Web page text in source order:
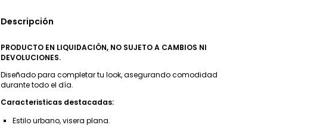
Descripción
PRODUCTO EN LIQUIDACIÓN, NO SUJETO A CAMBIOS NI
DEVOLUCIONES.
Diseñado para completar tu look, asegurando comodidad
durante todo el día.
Caracteristicas destacadas:
Estilo urbano, visera plana.